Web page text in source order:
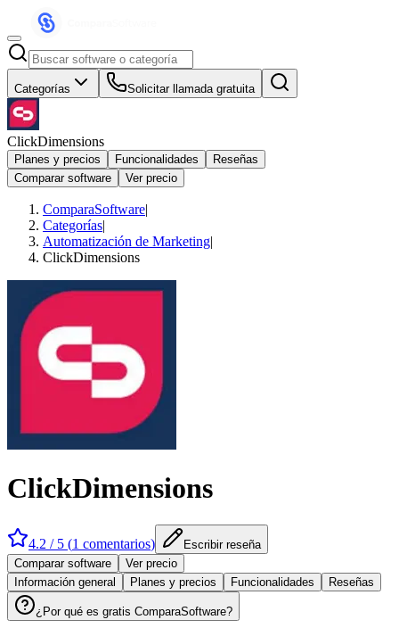
Categorías Solicitar llamada gratuita
ClickDimensions
Planes y precios Funcionalidades
Reseñas
Comparar software
Ver precio
ComparaSoftware|
Categorías|
Automatización de Marketing|
ClickDimensions
ClickDimensions
4.2 / 5 (1 comentarios)
Escribir reseña
Comparar software
Ver precio
Información general
Planes y precios Funcionalidades Reseñas
¿Por qué es gratis ComparaSoftware?